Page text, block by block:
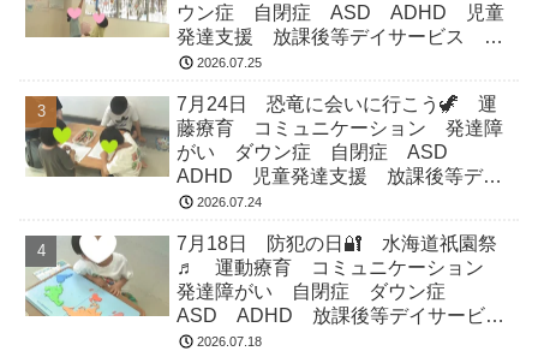
ウン症 自閉症 ASD ADHD 児童
発達支援 放課後等デイサービス 常
総市 つくばみらい市 坂東市 守谷
2026.07.25
7月24日 恐竜に会いに行こう🦖 運
藤療育 コミュニケーション 発達障
がい ダウン症 自閉症 ASD
ADHD 児童発達支援 放課後等デイ
サービス 常総市 つくばみらい市
2026.07.24
7月18日 防犯の日🔐 水海道祇園祭
♬ 運動療育 コミュニケーション
発達障がい 自閉症 ダウン症
ASD ADHD 放課後等デイサービ
ス 児童発達支援 常総市 つくばみ
2026.07.18